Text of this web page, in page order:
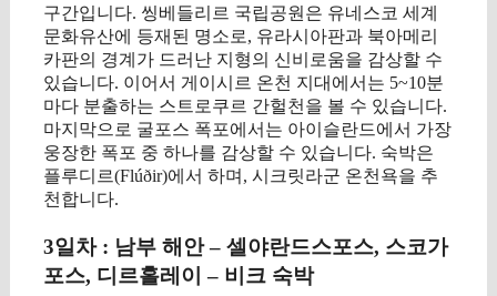
구간입니다. 씽베들리르 국립공원은 유네스코 세계
문화유산에 등재된 명소로, 유라시아판과 북아메리
카판의 경계가 드러난 지형의 신비로움을 감상할 수
있습니다. 이어서 게이시르 온천 지대에서는 5~10분
마다 분출하는 스트로쿠르 간헐천을 볼 수 있습니다.
마지막으로 굴포스 폭포에서는 아이슬란드에서 가장
웅장한 폭포 중 하나를 감상할 수 있습니다. 숙박은
플루디르(Flúðir)에서 하며, 시크릿라군 온천욕을 추
천합니다.
3일차 : 남부 해안 – 셀야란드스포스, 스코가
포스, 디르홀레이 – 비크 숙박